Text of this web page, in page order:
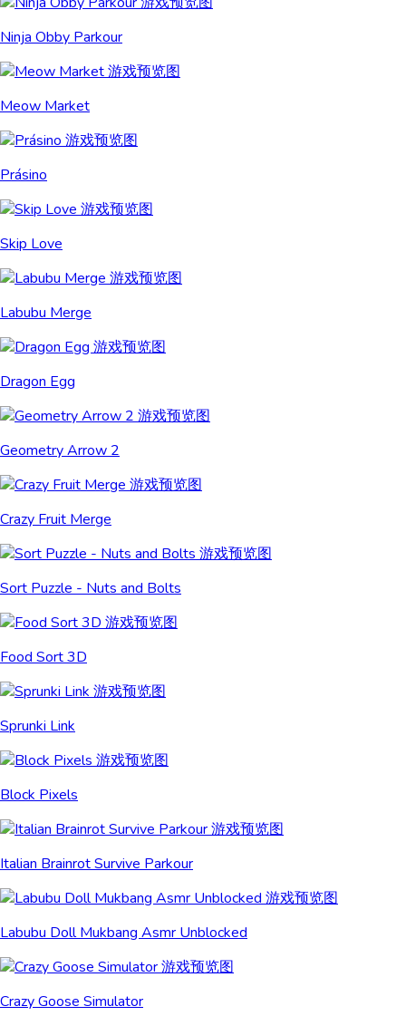
Ninja Obby Parkour
Meow Market
Prásino
Skip Love
Labubu Merge
Dragon Egg
Geometry Arrow 2
Crazy Fruit Merge
Sort Puzzle - Nuts and Bolts
Food Sort 3D
Sprunki Link
Block Pixels
Italian Brainrot Survive Parkour
Labubu Doll Mukbang Asmr Unblocked
Crazy Goose Simulator